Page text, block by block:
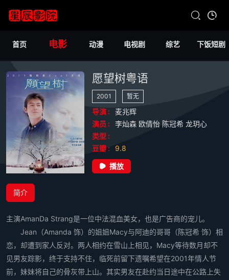
首页 电影 动漫 电视剧 综艺 下饭短剧
愿望树粤语
2001 暂无
导演 :
麦兆辉
演员 :
李灿森 欧倩怡 陈冠希 龙玥心
类型 :
豆瓣 :
9.8
播放
简介
主演AmanDa Strang是一位中法混血美女，也是广告商的宠儿。
Jean（Amanda 饰）的姐姐Macy与阿迪的哥哥（陈冠希 饰）相
恋，却遭到家人反对。两人相约在雪山上相见，Macy等待数月却不
见男友踪影，终于支持不住，临死前留下遗嘱希望在2001年情人节
前，妹妹将自己的骨灰带上山。其实男友在赴约当日途中在公路上失